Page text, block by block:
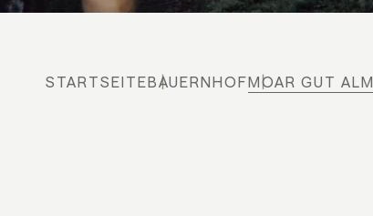
STARTSEITEBAUERNHOFMOAR GUT ALM